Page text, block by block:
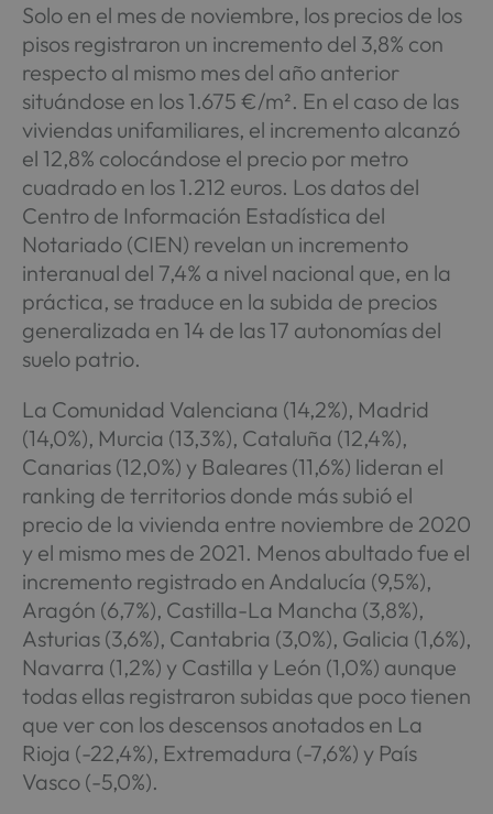
Solo en el mes de noviembre, los precios de los
pisos registraron un incremento del 3,8% con
respecto al mismo mes del año anterior
situándose en los 1.675 €/m². En el caso de las
viviendas unifamiliares, el incremento alcanzó
el 12,8% colocándose el precio por metro
cuadrado en los 1.212 euros. Los datos del
Centro de Información Estadística del
Notariado (CIEN) revelan un incremento
interanual del 7,4% a nivel nacional que, en la
práctica, se traduce en la subida de precios
generalizada en 14 de las 17 autonomías del
suelo patrio.
La Comunidad Valenciana (14,2%), Madrid
(14,0%), Murcia (13,3%), Cataluña (12,4%),
Canarias (12,0%) y Baleares (11,6%) lideran el
ranking de territorios donde más subió el
precio de la vivienda entre noviembre de 2020
y el mismo mes de 2021. Menos abultado fue el
incremento registrado en Andalucía (9,5%),
Aragón (6,7%), Castilla-La Mancha (3,8%),
Asturias (3,6%), Cantabria (3,0%), Galicia (1,6%),
Navarra (1,2%) y Castilla y León (1,0%) aunque
todas ellas registraron subidas que poco tienen
que ver con los descensos anotados en La
Rioja (-22,4%), Extremadura (-7,6%) y País
Vasco (-5,0%).